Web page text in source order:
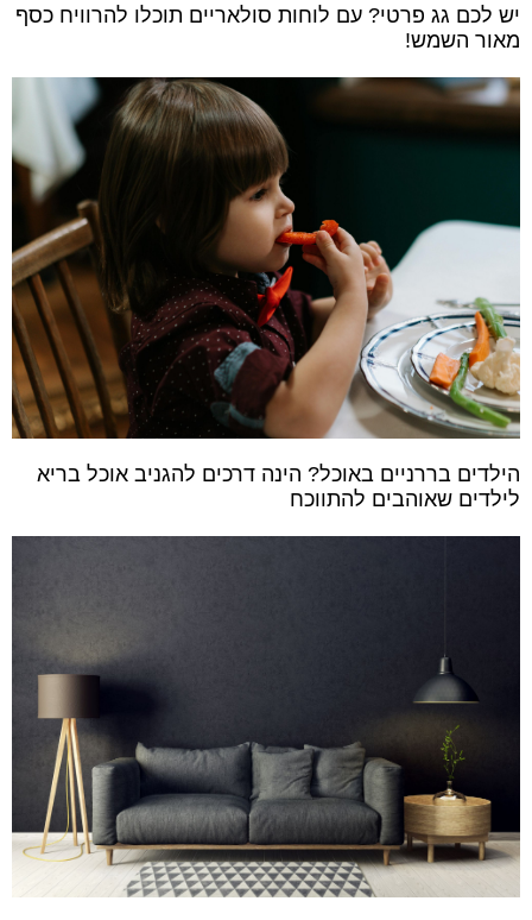
יש לכם גג פרטי? עם לוחות סולאריים תוכלו להרוויח כסף
מאור השמש!
הילדים בררניים באוכל? הינה דרכים להגניב אוכל בריא
לילדים שאוהבים להתווכח